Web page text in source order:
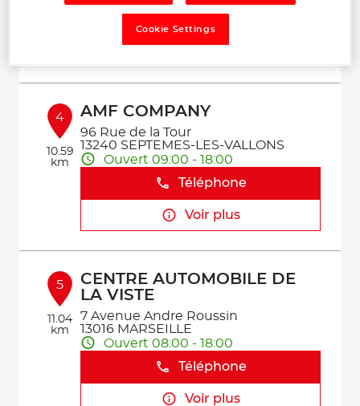
Téléphone
Voir plus
4
10.59
km
AMF COMPANY
96 Rue de la Tour
13240 SEPTEMES-LES-VALLONS
Ouvert 09:00 - 18:00
Téléphone
Voir plus
5
11.04
km
CENTRE AUTOMOBILE DE
LA VISTE
7 Avenue Andre Roussin
13016 MARSEILLE
Ouvert 08:00 - 18:00
Téléphone
Voir plus
Cookie Settings